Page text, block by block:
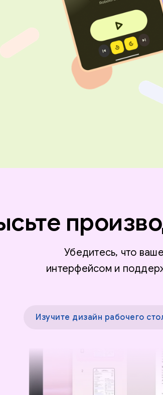
Убедитесь, что
интерфейсом и
Изучите дизайн рабочего